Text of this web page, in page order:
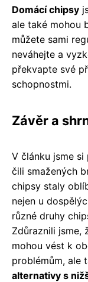
Domácí chipsy
ale také mohou
můžete sami
neváhejte a
překvapte své
schopnostmi.
Závěr a
V článku jsme
čili smažených
chipsy staly
nejen u
různé druhy
Zdůraznili jsme,
mohou vést k
problémům, ale
alternativy s